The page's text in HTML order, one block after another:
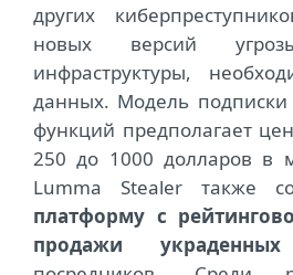
других
новых версий
инфраструктуры,
данных. Модель подписки
функций предполагает
250 до 1000 долларов в
Lumma Stealer также
платформу с
продажи